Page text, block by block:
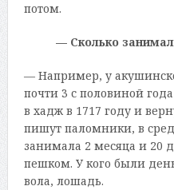
потом.
— Сколько
— Например, у
почти 3 с половиной
в хадж в 1717 году и
пишут паломники, в
занимала 2 месяца и 20
пешком. У кого были
вола, лошадь.